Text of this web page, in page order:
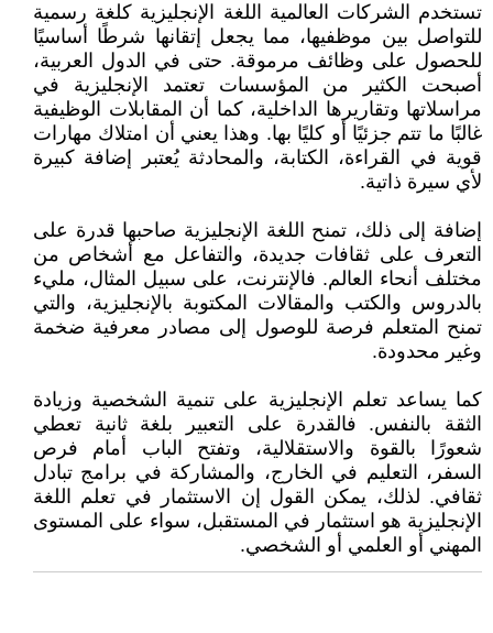
تستخدم الشركات العالمية اللغة الإنجليزية كلغة رسمية
للتواصل بين موظفيها، مما يجعل إتقانها شرطًا أساسيًا
للحصول على وظائف مرموقة. حتى في الدول العربية،
أصبحت الكثير من المؤسسات تعتمد الإنجليزية في
مراسلاتها وتقاريرها الداخلية، كما أن المقابلات الوظيفية
غالبًا ما تتم جزئيًا أو كليًا بها. وهذا يعني أن امتلاك مهارات
قوية في القراءة، الكتابة، والمحادثة يُعتبر إضافة كبيرة
لأي سيرة ذاتية.
إضافة إلى ذلك، تمنح اللغة الإنجليزية صاحبها قدرة على
التعرف على ثقافات جديدة، والتفاعل مع أشخاص من
مختلف أنحاء العالم. فالإنترنت، على سبيل المثال، مليء
بالدروس والكتب والمقالات المكتوبة بالإنجليزية، والتي
تمنح المتعلم فرصة للوصول إلى مصادر معرفية ضخمة
وغير محدودة.
كما يساعد تعلم الإنجليزية على تنمية الشخصية وزيادة
الثقة بالنفس. فالقدرة على التعبير بلغة ثانية تعطي
شعورًا بالقوة والاستقلالية، وتفتح الباب أمام فرص
السفر، التعليم في الخارج، والمشاركة في برامج تبادل
ثقافي. لذلك، يمكن القول إن الاستثمار في تعلم اللغة
الإنجليزية هو استثمار في المستقبل، سواء على المستوى
المهني أو العلمي أو الشخصي.